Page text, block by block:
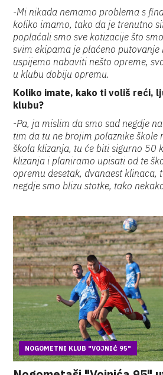
-Mi nikada nemamo problema s
koliko imamo, tako da je trenutno
poplaćali smo sve kotizacije što
svim ekipama je plaćeno putovanje
uspijemo nabaviti nešto opreme,
u klubu dobiju opremu.
Koliko imate, kako ti voliš reći,
klubu?
-Pa, ja mislim da smo sad negdje
tim da tu ne brojim polaznike škole
škola klizanja, tu će biti sigurno 50
klizanja i planiramo upisati od te
opremu desetak, dvanaest klinaca,
negdje smo blizu stotke, tako
NOGOMETNI KLUB "VOJNIĆ 95"